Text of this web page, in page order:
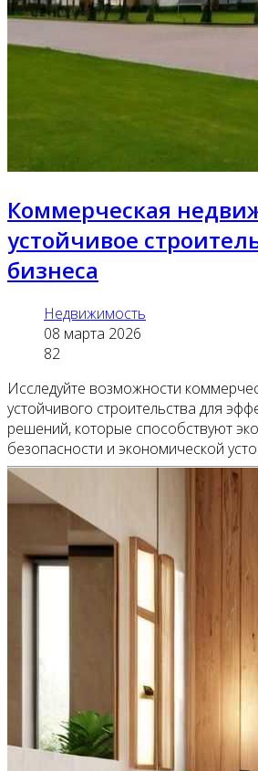
Коммерческая
устойчивое
бизнеса
Недвижимость
08 марта 2026
82
Исследуйте возможности
устойчивого строительства для
решений, которые способствуют
безопасности и экономической